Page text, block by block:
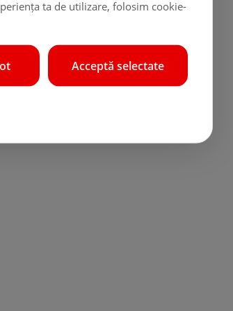
ta de utilizare, folosim cookie-
Acceptă selectate